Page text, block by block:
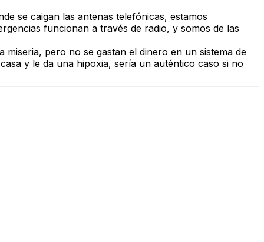
se caigan las antenas telefónicas, estamos
funcionan a través de radio, y somos de las
miseria, pero no se gastan el dinero en un sistema de
y le da una hipoxia, sería un auténtico caso si no